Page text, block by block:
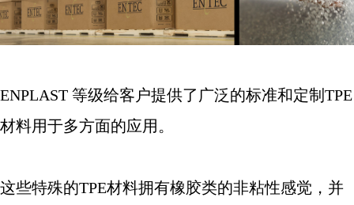
ENPLAST 等级给客户提供了广泛的标准和定制 TPE
材料用于多方面的应用。
这些特殊的TPE材料拥有橡胶类的非粘性感觉，并